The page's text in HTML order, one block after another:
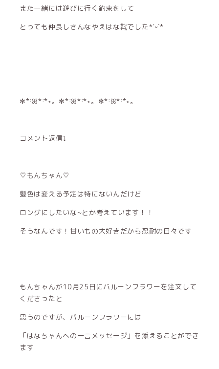
また一緒には遊びに行く約束をして
とっても仲良しさんなやえはな㌠でした*ˊᵕˋ*
✻*˸ꕤ*˸*⋆。✻*˸ꕤ*˸*⋆。✻*˸ꕤ*˸*⋆。
コメント返信⤵︎ ︎
♡もんちゃん♡
髪色は変える予定は特にないんだけど
ロングにしたいな~とか考えています！！
そうなんです！甘いもの大好きだから忍耐の日々です
もんちゃんが10月25日にバルーンフラワーを注文して
くださったと
思うのですが、バルーンフラワーには
「はなちゃんへの一言メッセージ」を添えることができ
ます